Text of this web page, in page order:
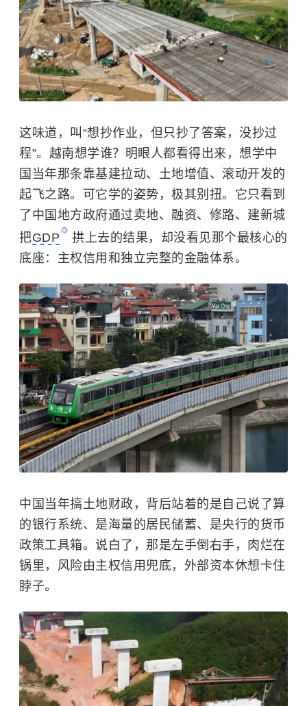
这味道，叫“想抄作业，但只抄了答案，没抄过
程”。越南想学谁？明眼人都看得出来，想学中
国当年那条靠基建拉动、土地增值、滚动开发的
起飞之路。可它学的姿势，极其别扭。它只看到
了中国地方政府通过卖地、融资、修路、建新城
把GDP
拱上去的结果，却没看见那个最核心的
底座：主权信用和独立完整的金融体系。
中国当年搞土地财政，背后站着的是自己说了算
的银行系统、是海量的居民储蓄、是央行的货币
政策工具箱。说白了，那是左手倒右手，肉烂在
锅里，风险由主权信用兜底，外部资本休想卡住
脖子。